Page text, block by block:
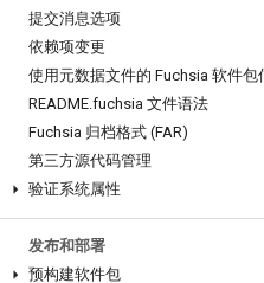
提交消息选项
依赖项变更
使用元数据文件的 Fuchsia 软件包
README.fuchsia 文件语法
Fuchsia 归档格式 (FAR)
第三方源代码管理
验证系统属性
发布和部署
预构建软件包